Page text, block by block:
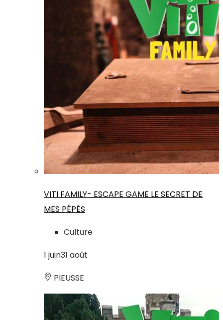
VITI FAMILY- ESCAPE GAME LE SECRET DE
MES PÉPÉS
Culture
1 juin31 août
PIEUSSE